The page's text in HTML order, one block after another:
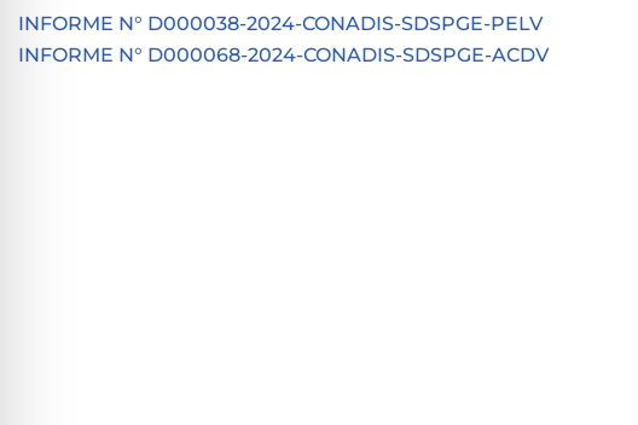
INFORME N° D000038-2024-CONADIS-SDSPGE-PELV
INFORME N° D000068-2024-CONADIS-SDSPGE-ACDV